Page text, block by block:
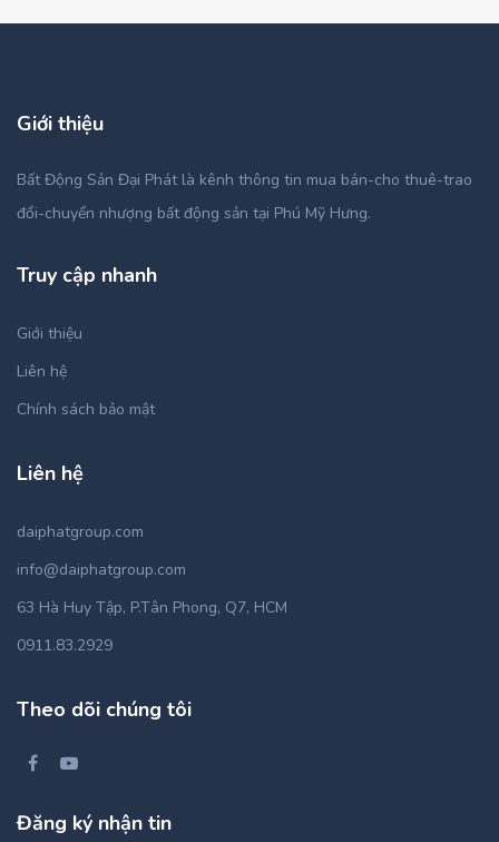
Giới thiệu
Bất Động Sản Đại Phát là kênh thông tin mua bán-cho thuê-trao
đổi-chuyển nhượng bất động sản tại Phú Mỹ Hưng.
Truy cập nhanh
Giới thiệu
Liên hệ
Chính sách bảo mật
Liên hệ
daiphatgroup.com
info@daiphatgroup.com
63 Hà Huy Tập, P.Tân Phong, Q7, HCM
0911.83.2929
Theo dõi chúng tôi
Đăng ký nhận tin